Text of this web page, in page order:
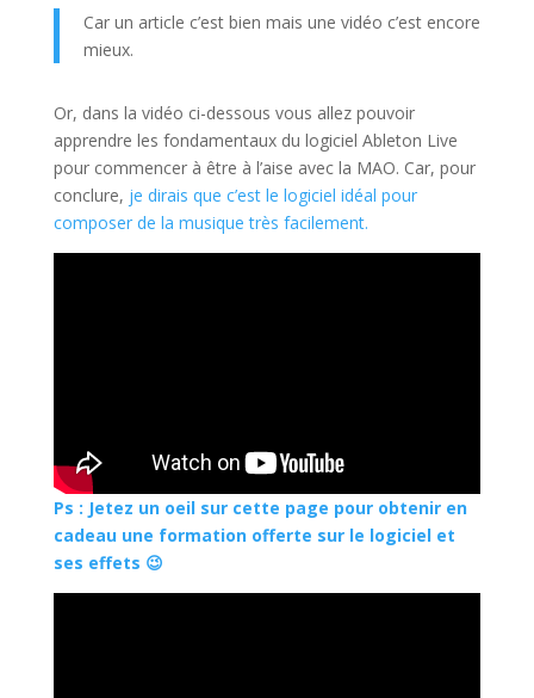
Car un article c’est bien mais une vidéo c’est encore
mieux.
Or, dans la vidéo ci-dessous vous allez pouvoir
apprendre les fondamentaux du logiciel Ableton Live
pour commencer à être à l’aise avec la MAO. Car, pour
conclure, je dirais que c’est le logiciel idéal pour
composer de la musique très facilement.
Ps : Jetez un oeil sur cette page pour obtenir en
cadeau une formation offerte sur le logiciel et
ses effets 😉